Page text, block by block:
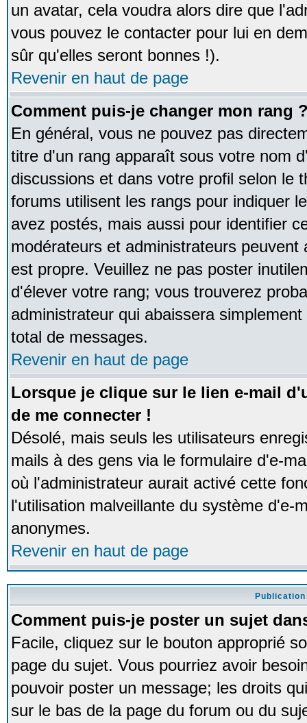
un avatar, cela voudra alors dire que
vous pouvez le contacter pour lui en
sûr qu'elles seront bonnes !).
Revenir en haut de page
Comment puis-je changer mon rang
En général, vous ne pouvez pas
titre d'un rang apparaît sous votre nom
discussions et dans votre profil selon le
forums utilisent les rangs pour indiquer
avez postés, mais aussi pour identifier
modérateurs et administrateurs
est propre. Veuillez ne pas poster
d'élever votre rang; vous trouverez
administrateur qui abaissera
total de messages.
Revenir en haut de page
Lorsque je clique sur le lien e-mail
de me connecter !
Désolé, mais seuls les utilisateurs
mails à des gens via le formulaire d'e-
où l'administrateur aurait activé cette
l'utilisation malveillante du système d'e-
anonymes.
Revenir en haut de page
Publication
Comment puis-je poster un sujet
Facile, cliquez sur le bouton approprié
page du sujet. Vous pourriez avoir
pouvoir poster un message; les droits
sur le bas de la page du forum ou du